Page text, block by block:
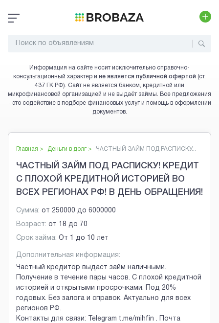
Информация на сайте носит исключительно справочно-
консультационный характер и не является публичной офертой (ст.
437 ГК РФ). Сайт не является банком, кредитной или
микрофинансовой организацией и не выдаёт займы. Все предложения
- это содействие в подборе финансовых услуг и помощь в оформлении
документов.
Главная > Деньги в долг> ЧАСТНЫЙ ЗАЙМ ПОД РАСПИСКУ...
ЧАСТНЫЙ ЗАЙМ ПОД РАСПИСКУ! КРЕДИТ
С ПЛОХОЙ КРЕДИТНОЙ ИСТОРИЕЙ ВО
ВСЕХ РЕГИОНАХ РФ! В ДЕНЬ ОБРАЩЕНИЯ!
Сумма: от 250000 до 6000000
Возраст: от 18 до 70
Срок займа: От 1 до 10 лет
Дополнительная информация:
Частный кредитор выдаст займ наличными.
Получение в течение пары часов. С плохой кредитной
историей и открытыми просрочками. Под 20%
годовых. Без залога и справок. Актуально для всех
регионов РФ.
Контакты для связи: Telegram t.me/mihfin . Почта